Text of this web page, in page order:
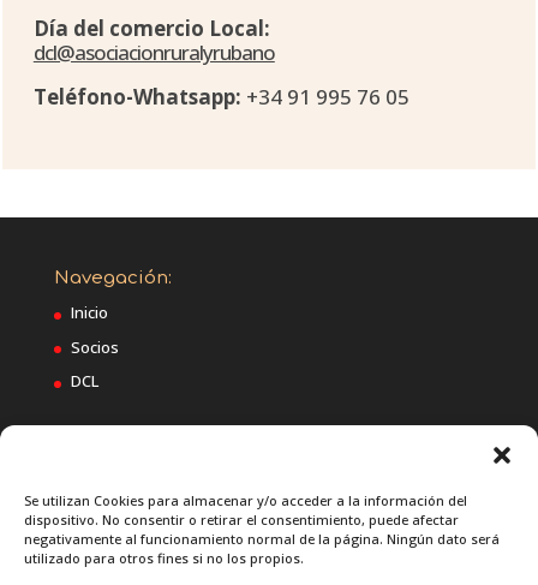
Se utilizan Cookies para almacenar y/o acceder a la información del
dispositivo. No consentir o retirar el consentimiento, puede afectar
negativamente al funcionamiento normal de la página. Ningún dato será
utilizado para otros fines si no los propios.
Día del comercio Local:
dcl@asociacionruralyrubano
Teléfono-Whatsapp: +34 91 995 76 05
Navegación:
Inicio
Socios
DCL
Politica de cookies UE
Aviso Legal